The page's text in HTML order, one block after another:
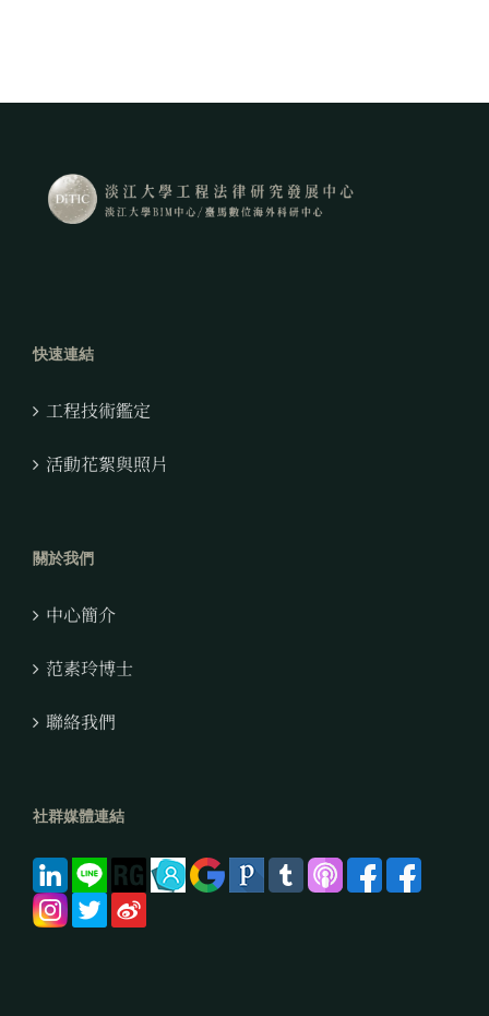
快速連結
工程技術鑑定
活動花絮與照片
關於我們
中心簡介
范素玲博士
聯絡我們
社群媒體連結